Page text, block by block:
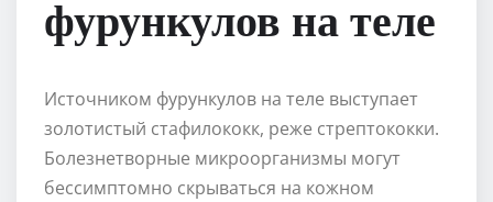
фурункулов на теле
Источником фурункулов на теле выступает
золотистый стафилококк, реже стрептококки.
Болезнетворные микроорганизмы могут
бессимптомно скрываться на кожном